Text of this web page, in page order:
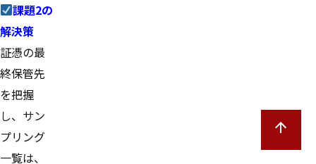
課題2の
解決策
証憑の最
終保管先
を把握
し、サン
プリング
一覧は、